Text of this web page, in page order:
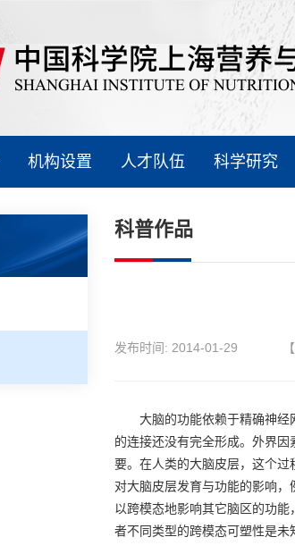
机构设置 人才队伍 科学研究
科普作品
发布时间: 2014-01-29
大脑的功能依赖于精确神经网
的连接还没有完全形成。外界
要。在人类的大脑皮层，这个
对大脑皮层发育与功能的影响
以跨模态地影响其它脑区的功
者不同类型的跨模态可塑性是未